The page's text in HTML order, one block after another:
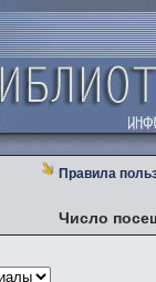
Правила
Число